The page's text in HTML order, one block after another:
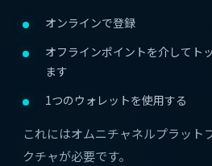
オンラインで登録
オフラインポイントを介してト
ます
1つのウォレットを使用する
これにはオムニチャネルプラット
クチャが必要です。